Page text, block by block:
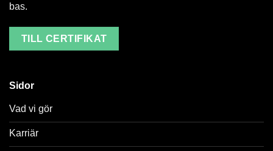
bas.
TILL CERTIFIKAT
Sidor
Vad vi gör
Karriär